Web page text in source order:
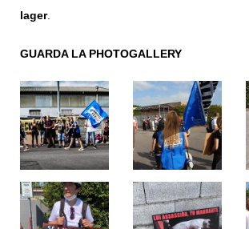
lager.
GUARDA LA PHOTOGALLERY